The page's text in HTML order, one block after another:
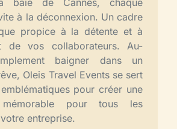
baie de Cannes, chaque
à la déconnexion. Un cadre
propice à la détente et à
de vos collaborateurs. Au-
baigner dans un
Oleis Travel Events se sert
pour créer une
mémorable pour tous les
entreprise.